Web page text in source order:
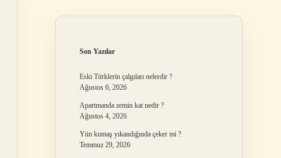
Son Yazılar
Eski Türklerin çalgıları nelerdir ?
Ağustos 6, 2026
Apartmanda zemin kat nedir ?
Ağustos 4, 2026
Yün kumaş yıkandığında çeker mi ?
Temmuz 29, 2026